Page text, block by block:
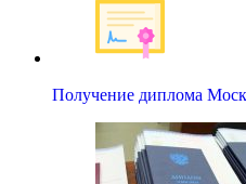
Получение диплома